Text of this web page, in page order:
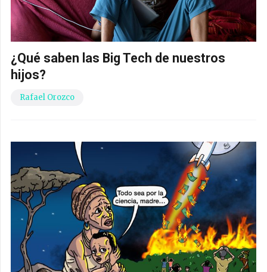
¿Qué saben las Big Tech de nuestros
hijos?
Rafael Orozco